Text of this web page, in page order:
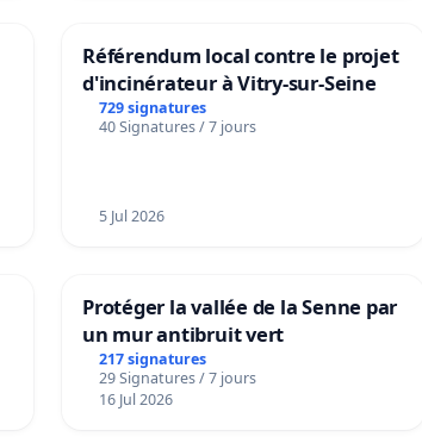
Référendum local contre le projet
d'incinérateur à Vitry-sur-Seine
729 signatures
40 Signatures / 7 jours
5 Jul 2026
Protéger la vallée de la Senne par
un mur antibruit vert
217 signatures
29 Signatures / 7 jours
16 Jul 2026